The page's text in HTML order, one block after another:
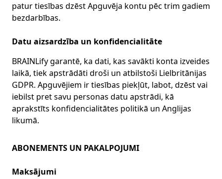
patur tiesības dzēst Apguvēja kontu pēc trim gadiem
bezdarbības.
Datu aizsardzība un konfidencialitāte
BRAINLify garantē, ka dati, kas savākti konta izveides
laikā, tiek apstrādāti droši un atbilstoši Lielbritānijas
GDPR. Apguvējiem ir tiesības piekļūt, labot, dzēst vai
iebilst pret savu personas datu apstrādi, kā
aprakstīts konfidencialitātes politikā un Anglijas
likumā.
ABONEMENTS UN PAKALPOJUMI
Maksājumi